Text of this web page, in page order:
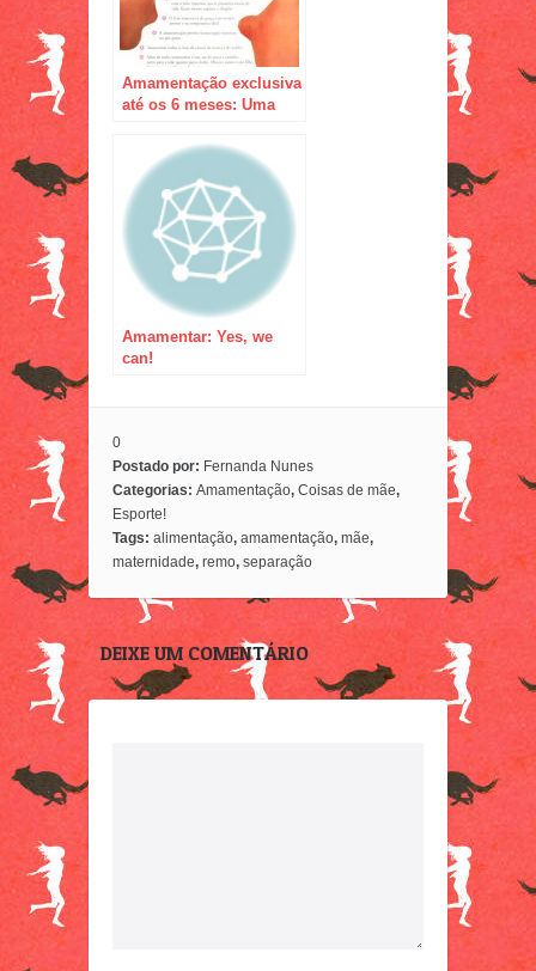
Amamentação exclusiva
até os 6 meses: Uma
Amamentar: Yes, we
can!
0
Postado por: Fernanda Nunes
Categorias: Amamentação, Coisas de mãe,
Esporte!
Tags: alimentação, amamentação, mãe,
maternidade, remo, separação
DEIXE UM COMENTÁRIO